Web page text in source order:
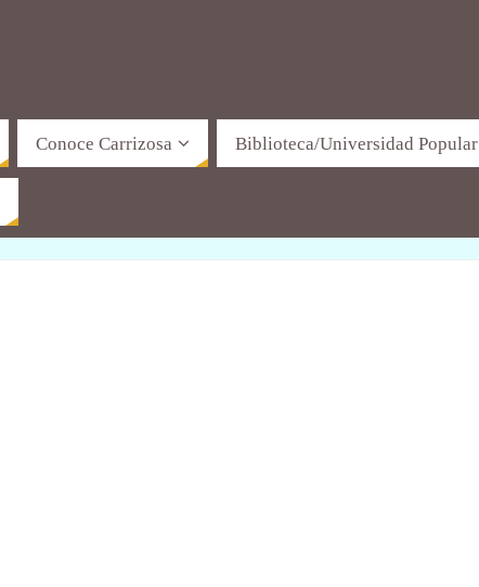
Conoce Carrizosa Biblioteca/Universidad Popular